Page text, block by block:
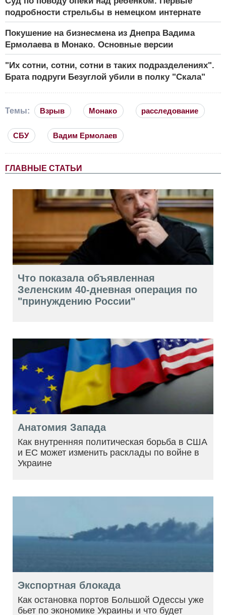
подробности стрельбы в немецком интернате
Покушение на бизнесмена из Днепра Вадима
Ермолаева в Монако. Основные версии
"Их сотни, сотни, сотни в таких подразделениях".
Брата подруги Безуглой убили в полку "Скала"
Темы: Взрыв Монако расследование
СБУ Вадим Ермолаев
ГЛАВНЫЕ СТАТЬИ
Что показала объявленная
Зеленским 40-дневная операция по
"принуждению России"
Анатомия Запада
Как внутренняя политическая борьба в США
и ЕС может изменить расклады по войне в
Украине
Экспортная блокада
Как остановка портов Большой Одессы уже
бьет по экономике Украины и что будет